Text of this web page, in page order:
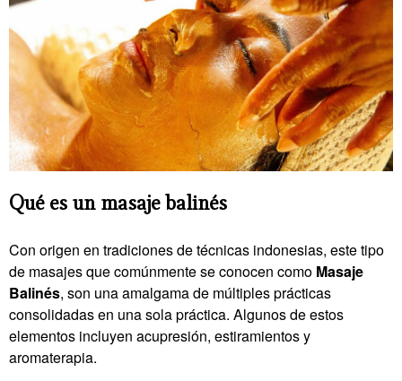
Qué es un masaje balinés
Con origen en tradiciones de técnicas indonesias, este tipo
de masajes que comúnmente se conocen como Masaje
Balinés, son una amalgama de múltiples prácticas
consolidadas en una sola práctica. Algunos de estos
elementos incluyen acupresión, estiramientos y
aromaterapia.